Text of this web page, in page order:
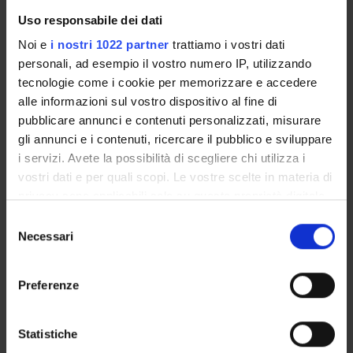
Uso responsabile dei dati
Noi e i nostri 1022 partner trattiamo i vostri dati
personali, ad esempio il vostro numero IP, utilizzando
tecnologie come i cookie per memorizzare e accedere
alle informazioni sul vostro dispositivo al fine di
pubblicare annunci e contenuti personalizzati, misurare
gli annunci e i contenuti, ricercare il pubblico e sviluppare
i servizi. Avete la possibilità di scegliere chi utilizza i
vostri dati e per quali scopi. Le vostre scelte in materia di
modificare o revocare il proprio consenso in qualsiasi
momento dalla Dichiarazione sui cookie o facendo clic
raccogliere informazioni sulla tua posizione
geografica, con un'approssimazione di qualche
delNecessari
Preferenze
Statistiche
Finanziamento:assegnato e gestito dal Dipartimento
PARTECIPANTI AL PROGETTO
Gabriela Constantin
Professore ordinario
Professore ordinario
Patologia Generale